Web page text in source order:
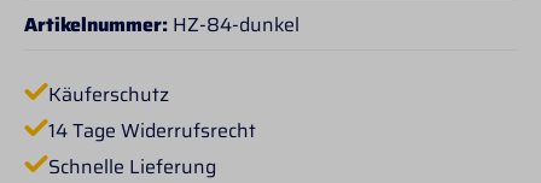
Artikelnummer: HZ-84-dunkel
Käuferschutz
14 Tage Widerrufsrecht
Schnelle Lieferung